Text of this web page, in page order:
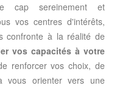
cap sereinement et
vos centres d'intérêts,
confronte à la réalité de
vos capacités à votre
renforcer vos choix, de
vous orienter vers une